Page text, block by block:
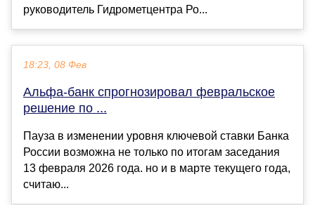
руководитель Гидрометцентра Ро...
18:23, 08 Фев
Альфа-банк спрогнозировал февральское
решение по ...
Пауза в изменении уровня ключевой ставки Банка
России возможна не только по итогам заседания
13 февраля 2026 года. но и в марте текущего года,
считаю...